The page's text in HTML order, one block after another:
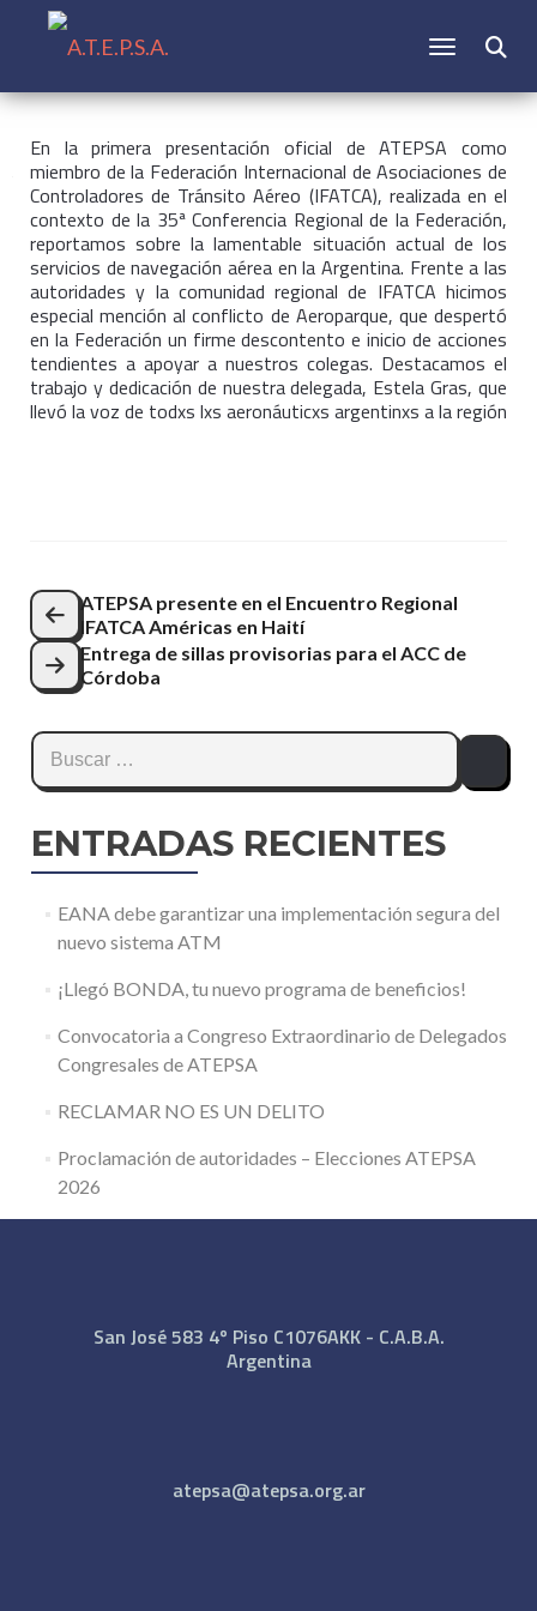
CAMBIAR
En la primera presentación oficial de ATEPSA como
miembro de la Federación Internacional de Asociaciones de
Controladores de Tránsito Aéreo (IFATCA), realizada en el
contexto de la 35ª Conferencia Regional de la Federación,
reportamos sobre la lamentable situación actual de los
servicios de navegación aérea en la Argentina. Frente a las
autoridades y la comunidad regional de IFATCA hicimos
especial mención al conflicto de Aeroparque, que despertó
en la Federación un firme descontento e inicio de acciones
tendientes a apoyar a nuestros colegas. Destacamos el
trabajo y dedicación de nuestra delegada, Estela Gras, que
llevó la voz de todxs lxs aeronáuticxs argentinxs a la región
Navegación
de
entradas
ATEPSA presente en el Encuentro Regional
IFATCA Américas en Haití
Entrega de sillas provisorias para el ACC de
Córdoba
Buscar:
ENTRADAS RECIENTES
EANA debe garantizar una implementación segura del
nuevo sistema ATM
¡Llegó BONDA, tu nuevo programa de beneficios!
Convocatoria a Congreso Extraordinario de Delegados
Congresales de ATEPSA
RECLAMAR NO ES UN DELITO
Proclamación de autoridades – Elecciones ATEPSA
2026
San José 583 4º Piso C1076AKK - C.A.B.A.
Argentina
atepsa@atepsa.org.ar